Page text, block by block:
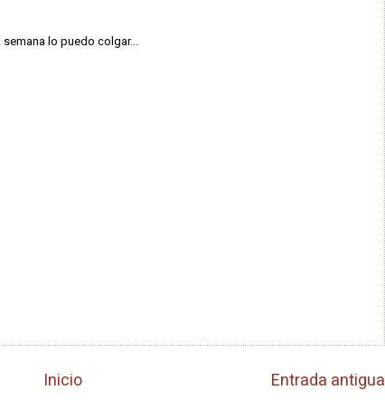
lo puedo colgar...
Entrada antigua
Inicio